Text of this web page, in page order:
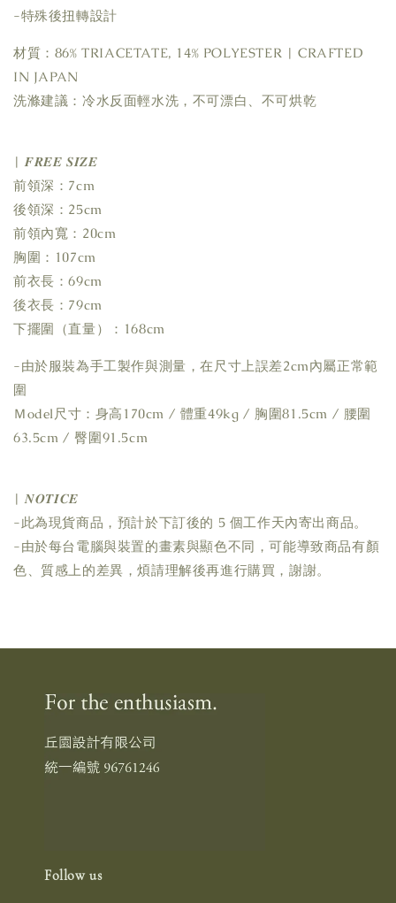
-特殊後扭轉設計
材質：86% TRIACETATE, 14% POLYESTER | CRAFTED
IN JAPAN
洗滌建議：冷水反面輕水洗，不可漂白、不可烘乾
| 𝑭𝑹𝑬𝑬 𝑺𝑰𝒁𝑬
前領深：7cm
後領深：25cm
前領內寬：20cm
胸圍：107cm
前衣長：69cm
後衣長：79cm
下擺圍（直量）：168cm
-由於服裝為手工製作與測量，在尺寸上誤差2cm內屬正常範
圍
Ｍodel尺寸：身高170cm / 體重49kg / 胸圍81.5cm / 腰圍
63.5cm / 臀圍91.5cm
| 𝑵𝑶𝑻𝑰𝑪𝑬
-此為現貨商品，預計於下訂後的 5 個工作天內寄出商品。
-由於每台電腦與裝置的畫素與顯色不同，可能導致商品有顏
色、質感上的差異，煩請理解後再進行購買，謝謝。
Follow us